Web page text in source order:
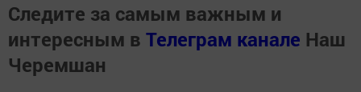
Следите за самым важным и
интересным в Телеграм канале Наш
Черемшан